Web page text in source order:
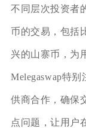
不同层次投资者
币的交易，包括
兴的山寨币，为
Melegaswap特
供商合作，确保
点问题，让用户